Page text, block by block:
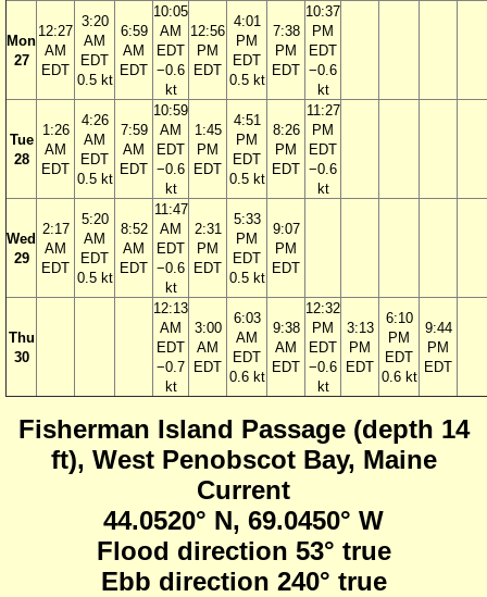
Mon
27
12:27
AM
EDT
3:20
AM
EDT
0.5 kt
6:59
AM
EDT
10:05
AM
EDT
−0.6
kt
12:56
PM
EDT
4:01
PM
EDT
0.5 kt
7:38
PM
EDT
10:37
PM
EDT
−0.6
kt
Tue
28
1:26
AM
EDT
4:26
AM
EDT
0.5 kt
7:59
AM
EDT
10:59
AM
EDT
−0.6
kt
1:45
PM
EDT
4:51
PM
EDT
0.5 kt
8:26
PM
EDT
11:27
PM
EDT
−0.6
kt
Wed
29
2:17
AM
EDT
5:20
AM
EDT
0.5 kt
8:52
AM
EDT
11:47
AM
EDT
−0.6
kt
2:31
PM
EDT
5:33
PM
EDT
0.5 kt
9:07
PM
EDT
Thu
30
12:13
AM
EDT
−0.7
kt
3:00
AM
EDT
6:03
AM
EDT
0.6 kt
9:38
AM
EDT
12:32
PM
EDT
−0.6
kt
3:13
PM
EDT
6:10
PM
EDT
0.6 kt
9:44
PM
EDT
Fisherman Island Passage (depth 14
ft), West Penobscot Bay, Maine
Current
44.0520° N, 69.0450° W
Flood direction 53° true
Ebb direction 240° true